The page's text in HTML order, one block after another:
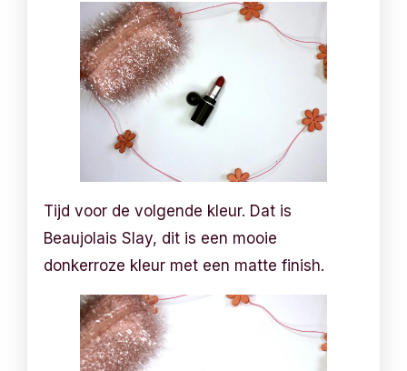
Tijd voor de volgende kleur. Dat is
Beaujolais Slay, dit is een mooie
donkerroze kleur met een matte finish.